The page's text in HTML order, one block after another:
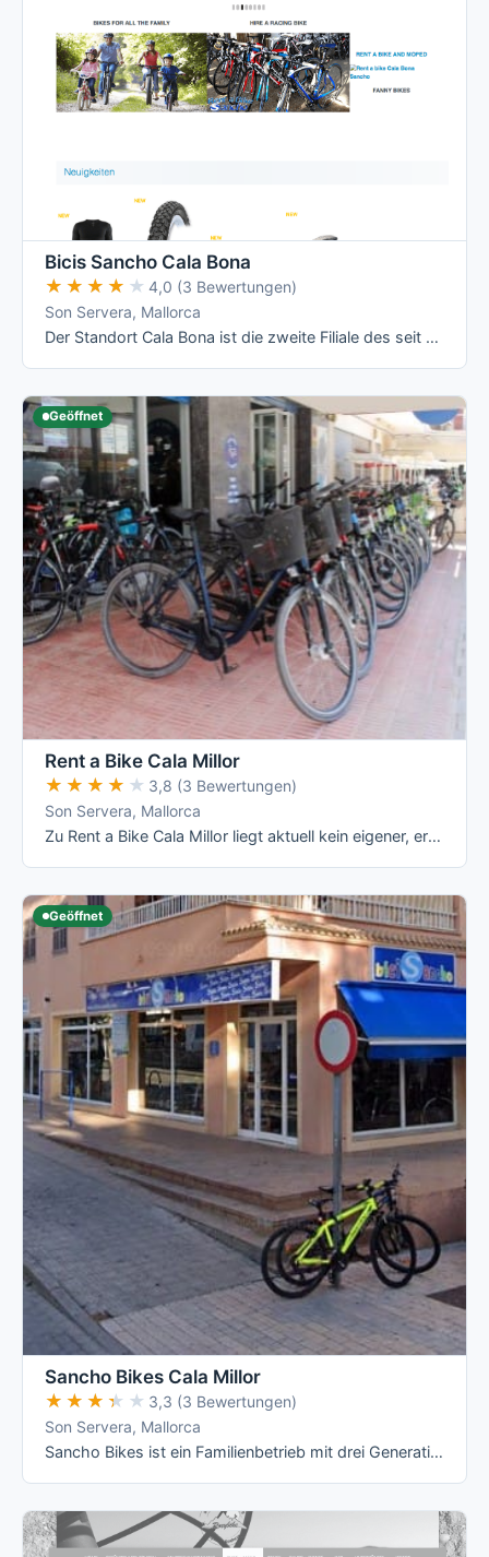
Bicis Sancho Cala Bona
★★★★★
★★★★★ 4,0 (3 Bewertungen)
Son Servera, Mallorca
Der Standort Cala Bona ist die zweite Filiale des seit 1972 als Familienbetrieb geführten Unternehmens Sancho Bikes und deckt hier vor allem …
Geöffnet
Rent a Bike Cala Millor
★★★★★
★★★★★ 3,8 (3 Bewertungen)
Son Servera, Mallorca
Zu Rent a Bike Cala Millor liegt aktuell kein eigener, erreichbarer Webauftritt vor - der bisher hinterlegte Link fuehrt nur auf die …
Geöffnet
Sancho Bikes Cala Millor
★★★★★
★★★★★ 3,3 (3 Bewertungen)
Son Servera, Mallorca
Sancho Bikes ist ein Familienbetrieb mit drei Generationen Radsport-Erfahrung an der Cala-Millor-Küste, mit klar aufgeschlüsselten …